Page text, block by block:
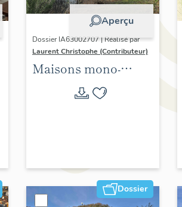
Aperçu
Dossier IA63002707 | Réalisé par
Laurent Christophe (Contributeur)
Maisons mono-
familiales
singulières des
Clermont Auvergne
métropole. 2021-2024.
Dossier